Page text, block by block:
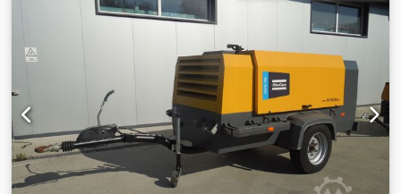
Motor: John Deere 4045HAC05 - Pós-arrefecedor -
Separador de água - Peso: aprox. 2,45 t